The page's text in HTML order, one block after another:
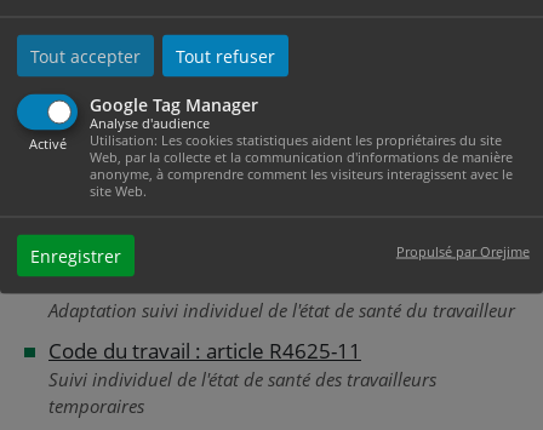
Tout accepter Tout refuser
Google Tag Manager
Activé
Analyse d'audience
Utilisation: Les cookies statistiques aident les propriétaires du site
Web, par la collecte et la communication d'informations de manière
anonyme, à comprendre comment les visiteurs interagissent avec le
site Web.
Enregistrer Propulsé par Orejime
Textes de référence
Code du travail : article R4624-34
Visites à la demande de l'employeur, du travailleur ou du
médecin du travail
Cas général de dispense Vip
Code du travail : article R4624-17
Adaptation suivi individuel de l'état de santé du travailleur
Code du travail : article R4625-11
Suivi individuel de l'état de santé des travailleurs
temporaires